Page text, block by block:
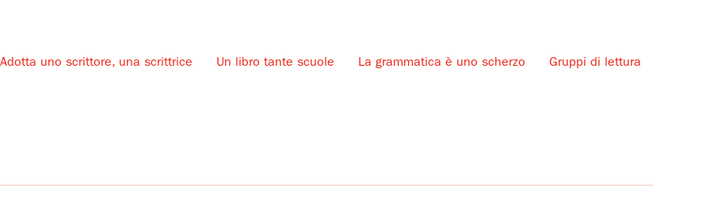
Adotta uno scrittore, una scrittrice Un libro tante scuole La grammatica è uno scherzo Gruppi di lettura